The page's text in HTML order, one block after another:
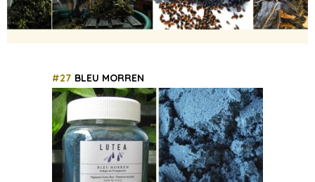
#27 BLEU MORREN